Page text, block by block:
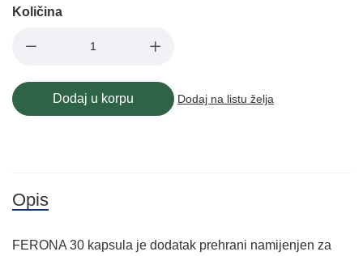
Količina
Dodaj u korpu Dodaj na listu želja
Opis
FERONA 30 kapsula je dodatak prehrani namijenjen za